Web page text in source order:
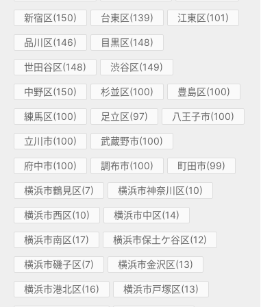
新宿区(150) 台東区(139) 江東区(101)
品川区(146) 目黒区(148)
世田谷区(148) 渋谷区(149)
中野区(150) 杉並区(100) 豊島区(100)
練馬区(100) 足立区(97) 八王子市(100)
立川市(100) 武蔵野市(100)
府中市(100) 調布市(100) 町田市(99)
横浜市鶴見区(7) 横浜市神奈川区(10)
横浜市西区(10) 横浜市中区(14)
横浜市南区(17) 横浜市保土ケ谷区(12)
横浜市磯子区(7) 横浜市金沢区(13)
横浜市港北区(16) 横浜市戸塚区(13)